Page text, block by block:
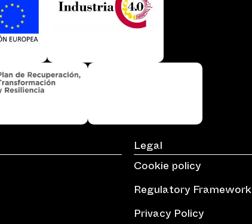
Legal
Cookie policy
Regulatory Framework
Privacy Policy